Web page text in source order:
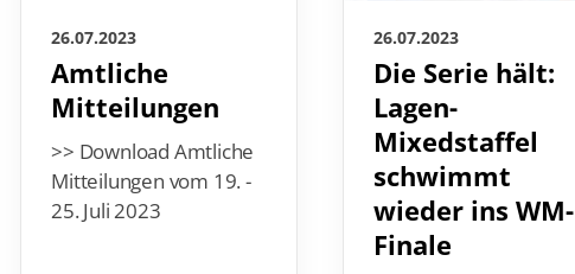
26.07.2023
Amtliche
Mitteilungen
>> Download Amtliche
Mitteilungen vom 19. -
25. Juli 2023
26.07.2023
Die Serie hält:
Lagen-
Mixedstaffel
schwimmt
wieder ins WM-
Finale